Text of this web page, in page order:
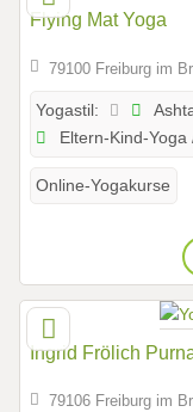
Flying Mat Yoga
79100 Freiburg im
Yogastil:
Eltern-Kind-
Online-Yogakurse
Ingrid Frölich
79106 Freiburg im